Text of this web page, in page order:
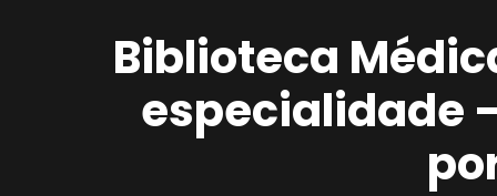
Biblioteca
especialidade